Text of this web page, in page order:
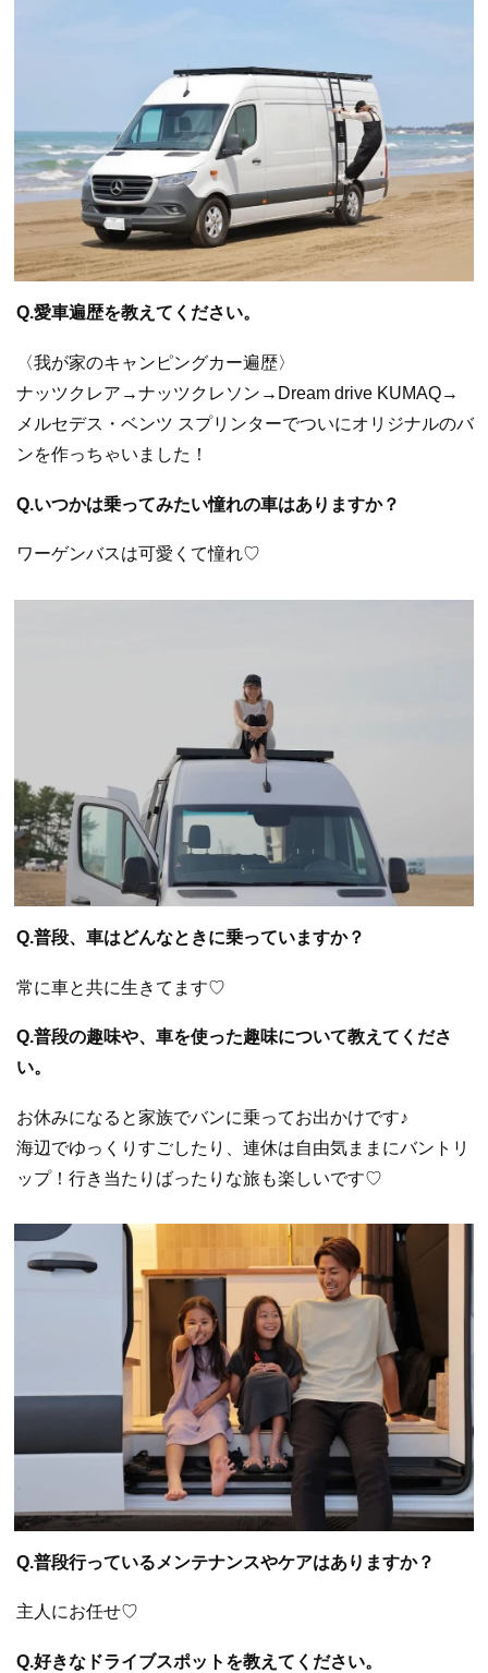
Q.愛車遍歴を教えてください。
〈我が家のキャンピングカー遍歴〉
ナッツクレア→ナッツクレソン→Dream drive KUMAQ→
メルセデス・ベンツ スプリンターでついにオリジナルのバ
ンを作っちゃいました！
Q.いつかは乗ってみたい憧れの車はありますか？
ワーゲンバスは可愛くて憧れ♡
Q.普段、車はどんなときに乗っていますか？
常に車と共に生きてます♡
Q.普段の趣味や、車を使った趣味について教えてくださ
い。
お休みになると家族でバンに乗ってお出かけです♪
海辺でゆっくりすごしたり、連休は自由気ままにバントリ
ップ！行き当たりばったりな旅も楽しいです♡
Q.普段行っているメンテナンスやケアはありますか？
主人にお任せ♡
Q.好きなドライブスポットを教えてください。